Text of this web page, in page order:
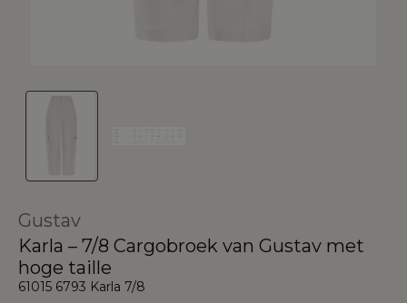
Gustav
Karla – 7/8 Cargobroek van Gustav met
hoge taille
61015 6793 Karla 7/8